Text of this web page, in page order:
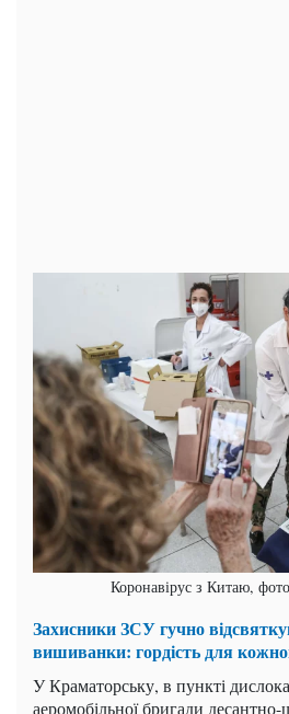
Коронавірус з Китаю,
Захисники ЗСУ гучно
вишиванки: гордість для
У Краматорську, в пункті
аеромобільної бригади десантно-